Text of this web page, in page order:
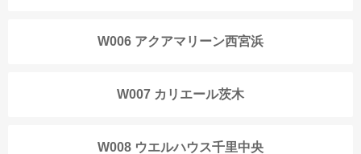
W006 アクアマリーン西宮浜
W007 カリエール茨木
W008 ウエルハウス千里中央